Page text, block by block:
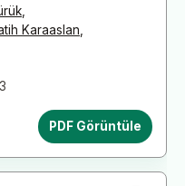
Karaaslan
PDF Görüntüle